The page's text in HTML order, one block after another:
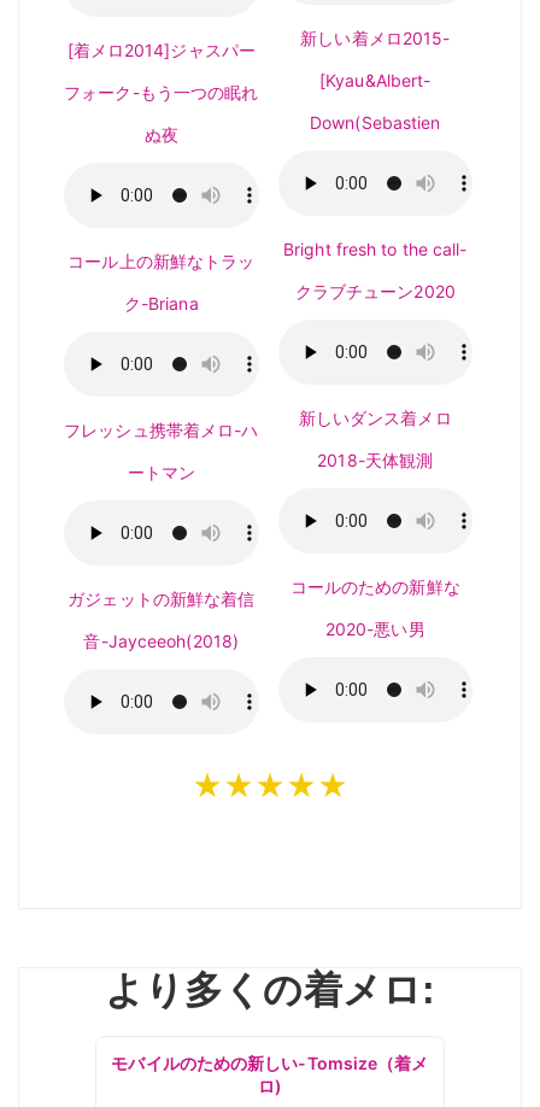
[着メロ2014]ジャスパー
フォーク-もう一つの眠れ
ぬ夜
コール上の新鮮なトラッ
ク-Briana
フレッシュ携帯着メロ-ハ
ートマン
ガジェットの新鮮な着信
音-Jayceeoh(2018)
新しい着メロ2015-
[Kyau&Albert-
Down(Sebastien
Bright fresh to the call-
クラブチューン2020
新しいダンス着メロ
2018-天体観測
コールのための新鮮な
2020-悪い男
★★★★★
より多くの着メロ:
モバイルのための新しい-Tomsize（着メ
ロ)